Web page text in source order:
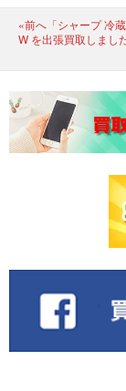
«前へ「シャープ 冷
W を出張買取しまし